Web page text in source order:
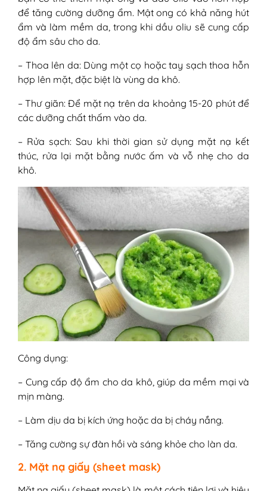
để tăng cường dưỡng ẩm. Mật ong có khả năng hút
ẩm và làm mềm da, trong khi dầu oliu sẽ cung cấp
độ ẩm sâu cho da.
– Thoa lên da: Dùng một cọ hoặc tay sạch thoa hỗn
hợp lên mặt, đặc biệt là vùng da khô.
– Thư giãn: Để mặt nạ trên da khoảng 15-20 phút để
các dưỡng chất thấm vào da.
– Rửa sạch: Sau khi thời gian sử dụng mặt nạ kết
thúc, rửa lại mặt bằng nước ấm và vỗ nhẹ cho da
khô.
Công dụng:
– Cung cấp độ ẩm cho da khô, giúp da mềm mại và
mịn màng.
– Làm dịu da bị kích ứng hoặc da bị cháy nắng.
– Tăng cường sự đàn hồi và sáng khỏe cho làn da.
2. Mặt nạ giấy (sheet mask)